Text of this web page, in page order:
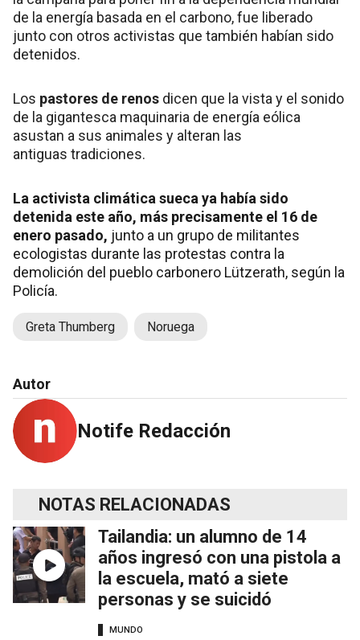
de la energía basada en el carbono, fue liberado
junto con otros activistas que también habían sido
detenidos.
Los pastores de renos dicen que la vista y el sonido
de la gigantesca maquinaria de energía eólica
asustan a sus animales y alteran las
antiguas tradiciones.
La activista climática sueca ya había sido
detenida este año, más precisamente el 16 de
enero pasado, junto a un grupo de militantes
ecologistas durante las protestas contra la
demolición del pueblo carbonero Lützerath, según la
Policía.
Greta Thumberg Noruega
Autor
Notife Redacción
NOTAS RELACIONADAS
Tailandia: un alumno de 14
años ingresó con una pistola a
la escuela, mató a siete
personas y se suicidó
MUNDO